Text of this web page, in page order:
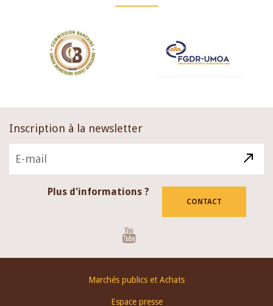
Inscription à la newsletter
Plus d'informations ?
CONTACT
Marchés publics et Achats
Espace presse